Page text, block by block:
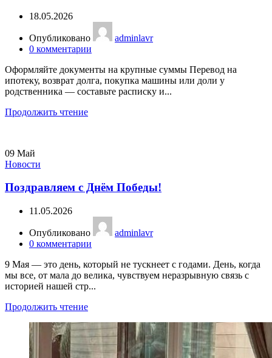
18.05.2026
Опубликовано
adminlavr
0 комментарии
Оформляйте документы на крупные суммы Перевод на
ипотеку, возврат долга, покупка машины или доли у
родственника — составьте расписку и...
Продолжить чтение
09 Май
Новости
Поздравляем с Днём Победы!
11.05.2026
Опубликовано
adminlavr
0 комментарии
9 Мая — это день, который не тускнеет с годами. День, когда
мы все, от мала до велика, чувствуем неразрывную связь с
историей нашей стр...
Продолжить чтение